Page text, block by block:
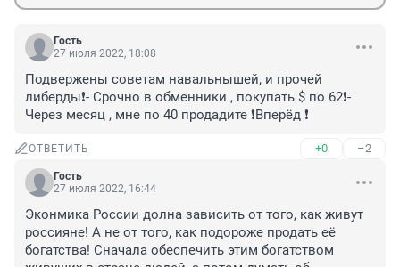
Гость
27 июля 2022, 18:08
Подвержены советам навальнышей, и прочей
либерды❗️- Срочно в обменники , покупать $ по 62❗️-
Через месяц , мне по 40 продадите ❗️Вперёд ❗️
ОТВЕТИТЬ +0 –2
Гость
27 июля 2022, 16:44
Эконмика России долна зависить от того, как живут
россияне! А не от того, как подороже продать её
богатства! Сначала обеспечить этим богатством